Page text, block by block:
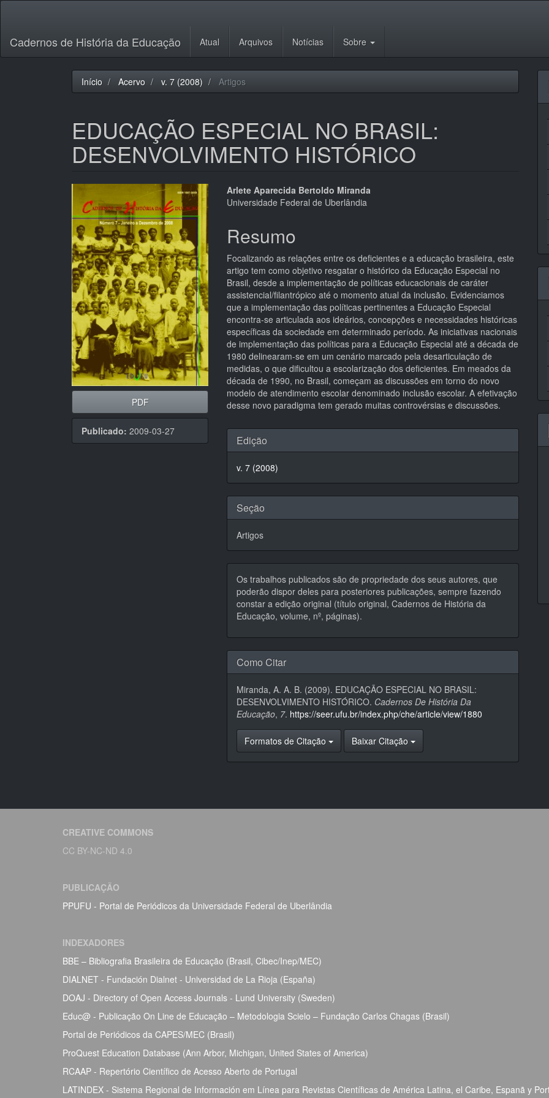
principal
Barra
Cadernos de História da Educação Atual Arquivos Notícias Sobre
Início Acervo v. 7 (2008) Artigos
EDUCAÇÃO ESPECIAL NO BRASIL:
DESENVOLVIMENTO HISTÓRICO
Barra
lateral
de
artigos
PDF
Publicado: 2009-03-27
Conteúdo
do
artigo
principal
Arlete Aparecida Bertoldo Miranda
Universidade Federal de Uberlândia
Resumo
Focalizando as relações entre os deficientes e a educação brasileira, este
artigo tem como objetivo resgatar o histórico da Educação Especial no
Brasil, desde a implementação de políticas educacionais de caráter
assistencial/filantrópico até o momento atual da inclusão. Evidenciamos
que a implementação das políticas pertinentes a Educação Especial
encontra-se articulada aos ideários, concepções e necessidades históricas
específicas da sociedade em determinado período. As iniciativas nacionais
de implementação das políticas para a Educação Especial até a década de
1980 delinearam-se em um cenário marcado pela desarticulação de
medidas, o que dificultou a escolarização dos deficientes. Em meados da
década de 1990, no Brasil, começam as discussões em torno do novo
modelo de atendimento escolar denominado inclusão escolar. A efetivação
desse novo paradigma tem gerado muitas controvérsias e discussões.
Detalhes
do
artigo
Edição
v. 7 (2008)
Seção
Artigos
Os trabalhos publicados são de propriedade dos seus autores, que
poderão dispor deles para posteriores publicações, sempre fazendo
constar a edição original (título original, Cadernos de História da
Educação, volume, nº, páginas).
Como Citar
Miranda, A. A. B. (2009). EDUCAÇÃO ESPECIAL NO BRASIL:
DESENVOLVIMENTO HISTÓRICO. Cadernos De História Da
Educação, 7. https://seer.ufu.br/index.php/che/article/view/1880
Formatos de Citação Baixar Citação
CREATIVE COMMONS
CC BY-NC-ND 4.0
PUBLICAÇÃO
PPUFU - Portal de Periódicos da Universidade Federal de Uberlândia
INDEXADORES
BBE – Bibliografia Brasileira de Educação (Brasil, Cibec/Inep/MEC)
DIALNET - Fundación Dialnet - Universidad de La Rioja (España)
DOAJ - Directory of Open Access Journals - Lund University (Sweden)
Educ@ - Publicação On Line de Educação – Metodologia Scielo – Fundação Carlos Chagas (Brasil)
Portal de Periódicos da CAPES/MEC (Brasil)
ProQuest Education Database (Ann Arbor, Michigan, United States of America)
RCAAP - Repertório Científico de Acesso Aberto de Portugal
LATINDEX - Sistema Regional de Información em Línea para Revistas Científicas de América Latina, el Caribe, Espanã y